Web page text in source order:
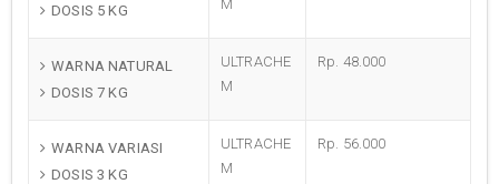
DOSIS 5 KG
M
WARNA NATURAL
DOSIS 7 KG
ULTRACHE
M
Rp. 48.000
WARNA VARIASI
DOSIS 3 KG
ULTRACHE
M
Rp. 56.000